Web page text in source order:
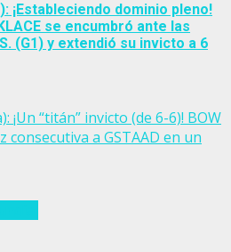
¡Estableciendo dominio pleno!
se encumbró ante las
(G1) y extendió su invicto a 6
¡Un “titán” invicto (de 6-6)! BOW
consecutiva a GSTAAD en un